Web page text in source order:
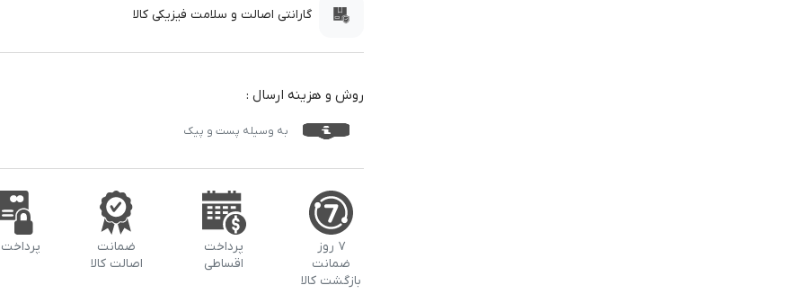
گارانتی اصالت و سلامت فیزیکی کالا
روش و هزینه ارسال :
به وسیله پست و پیک
۷ روز
ضمانت
بازگشت کالا
پرداخت
اقساطی
ضمانت
اصالت کالا